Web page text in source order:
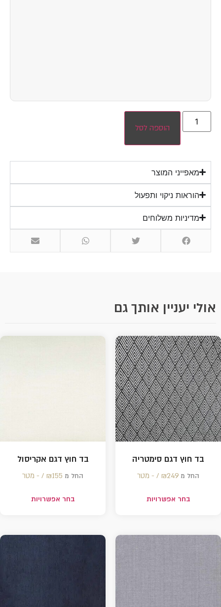
הוספה לסל
מאפייני המוצר
הוראות ניקוי ותפעול
מדיניות משלוחים
אולי יעניין אותך גם
בד חוץ דגם סימטריה
החל מ ₪249 /‏‏‎ ‎- מטר
בחר אפשרויות
בד חוץ דגם אקריסול
החל מ ₪155 /‏‏‎ ‎- מטר
בחר אפשרויות